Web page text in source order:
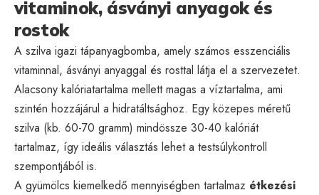
vitaminok, ásványi anyagok és
rostok
A szilva igazi tápanyagbomba, amely számos esszenciális
vitaminnal, ásványi anyaggal és rosttal látja el a szervezetet.
Alacsony kalóriatartalma mellett magas a víztartalma, ami
szintén hozzájárul a hidratáltsághoz. Egy közepes méretű
szilva (kb. 60-70 gramm) mindössze 30-40 kalóriát
tartalmaz, így ideális választás lehet a testsúlykontroll
szempontjából is.
A gyümölcs kiemelkedő mennyiségben tartalmaz étkezési